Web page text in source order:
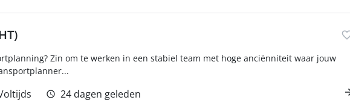
Zin om te werken in een stabiel team met hoge anciënniteit waar jouw
24 dagen geleden